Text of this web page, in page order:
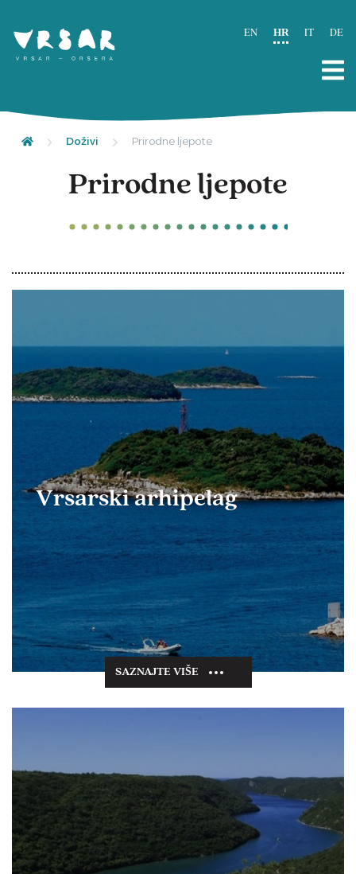
EN HR IT DE
Doživi Prirodne ljepote
Prirodne ljepote
Vrsarski arhipelag
SAZNAJTE VIŠE